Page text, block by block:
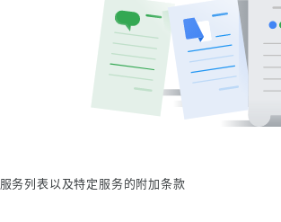
服务列表以及特定服务的附加条款